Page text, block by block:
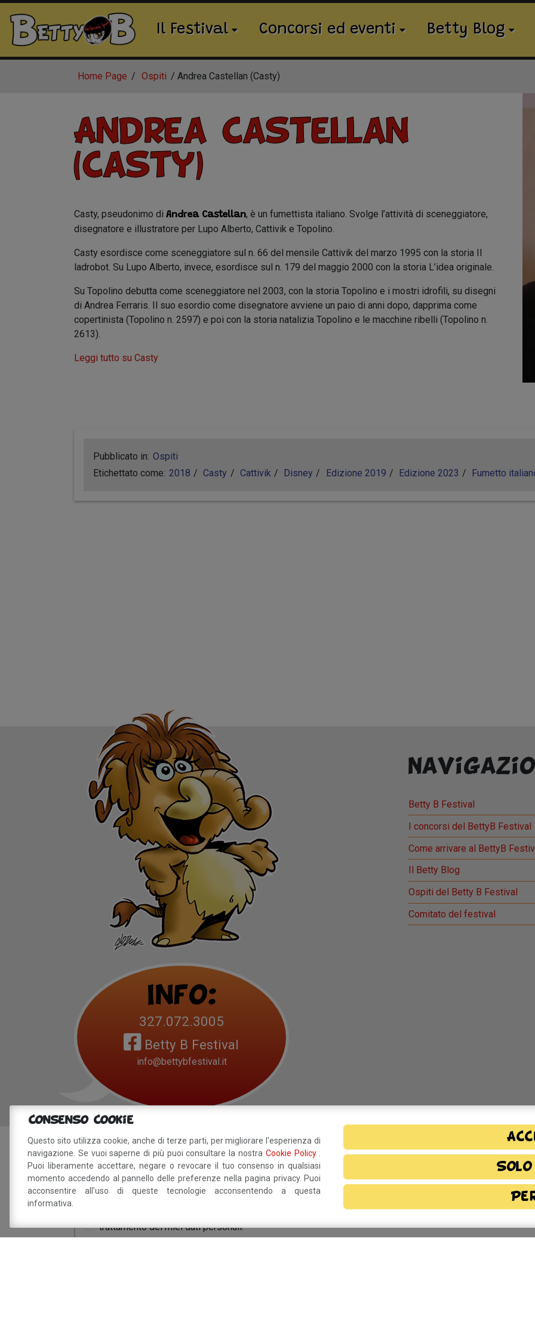
Il Festival Concorsi ed eventi Betty Blog
Home Page Ospiti Andrea Castellan (Casty)
Andrea Castellan
(Casty)
Casty, pseudonimo di Andrea Castellan, è un fumettista italiano. Svolge l’attività di sceneggiatore,
disegnatore e illustratore per Lupo Alberto, Cattivik e Topolino.
Casty esordisce come sceneggiatore sul n. 66 del mensile Cattivik del marzo 1995 con la storia Il
ladrobot. Su Lupo Alberto, invece, esordisce sul n. 179 del maggio 2000 con la storia L’idea originale.
Su Topolino debutta come sceneggiatore nel 2003, con la storia Topolino e i mostri idrofili, su disegni
di Andrea Ferraris. Il suo esordio come disegnatore avviene un paio di anni dopo, dapprima come
copertinista (Topolino n. 2597) e poi con la storia natalizia Topolino e le macchine ribelli (Topolino n.
2613).
Leggi tutto su Casty
Pubblicato in: Ospiti
Etichettato come: 2018 Casty Cattivik Disney Edizione 2019 Edizione 2023 Fumetto
Info:
327.072.3005
Betty B Festival
info@bettybfestival.it
Betty B Festival
I concorsi del BettyB Festival
Come arrivare al BettyB
Il Betty Blog
Ospiti del Betty B Festival
Comitato del festival
Sei interessato?Resta in contatto!
e, autorizzo il
trattamento dei miei dati personali.
Consenso Cookie
Questo sito utilizza cookie, anche di terze parti, per migliorare l'esperienza di
navigazione. Se vuoi saperne di più puoi consultare la nostra Cookie Policy
Puoi liberamente accettare, negare o revocare il tuo consenso in qualsiasi
momento accedendo al pannello delle preferenze nella pagina privacy. Puoi
acconsentire all'uso di queste tecnologie acconsentendo a questa
informativa.